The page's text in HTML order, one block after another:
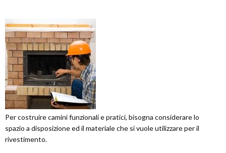
Per costruire camini funzionali e pratici, bisogna considerare lo
spazio a disposizione ed il materiale che si vuole utilizzare per il
rivestimento.